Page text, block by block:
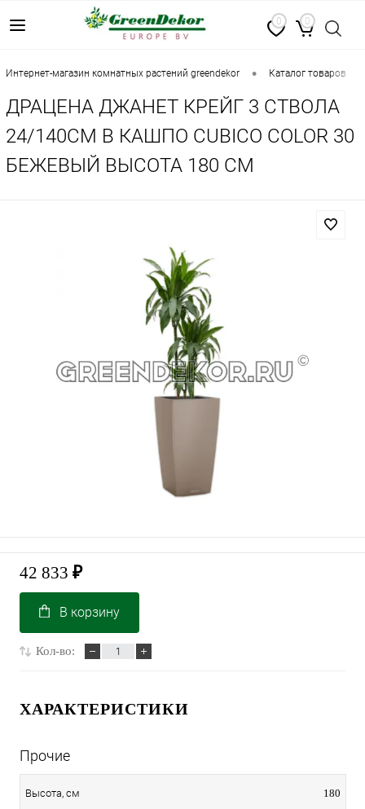
0 0
интернет-магазин комнатных растений greendekor • каталог товаров
ДРАЦЕНА ДЖАНЕТ КРЕЙГ 3 СТВОЛА
24/140СМ В КАШПО CUBICO COLOR 30
БЕЖЕВЫЙ ВЫСОТА 180 СМ
42 833 ₽
В корзину
Кол-во:
ХАРАКТЕРИСТИКИ
Прочие
Высота, см 180